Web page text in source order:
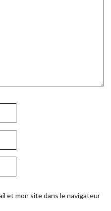
et mon site dans le navigateur